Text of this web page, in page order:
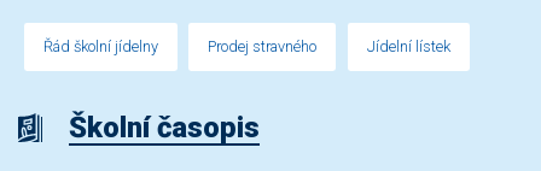
Řád školní jídelny Prodej stravného Jídelní lístek
Školní časopis